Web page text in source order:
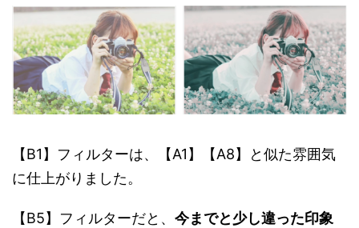
【B1】フィルターは、【A1】【A8】と似た雰囲気
に仕上がりました。
【B5】フィルターだと、 今までと少し違った印象